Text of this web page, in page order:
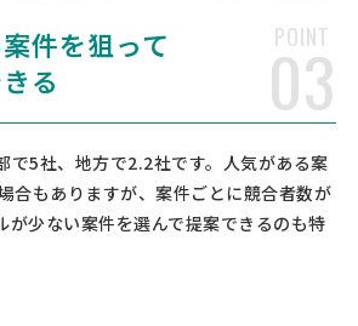
POINT
03
件を狙って
る
で5社、地方で2.2社です。人気がある案
合もありますが、案件ごとに競合者数が
が少ない案件を選んで提案できるのも特
宅ローンを夫単独から私単独に変更します。そ
権移転（財産分与）、所有権変更等する為、
し込みました。 [ご …
・問合せ
> 司法書士